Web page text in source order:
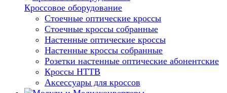
Кроссовое оборудование
Стоечные оптические кроссы
Стоечные кроссы собранные
Настенные оптические кроссы
Настенные кроссы собранные
Розетки настенные оптические абонентские
Кроссы HTTB
Аксессуары для кроссов